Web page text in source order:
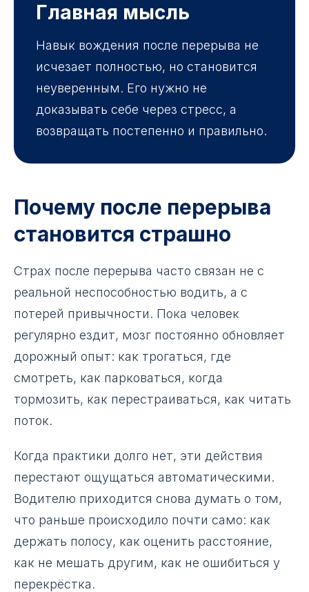
Главная мысль
Навык вождения после перерыва не
исчезает полностью, но становится
неуверенным. Его нужно не
доказывать себе через стресс, а
возвращать постепенно и правильно.
Почему после перерыва
становится страшно
Страх после перерыва часто связан не с
реальной неспособностью водить, а с
потерей привычности. Пока человек
регулярно ездит, мозг постоянно обновляет
дорожный опыт: как трогаться, где
смотреть, как парковаться, когда
тормозить, как перестраиваться, как читать
поток.
Когда практики долго нет, эти действия
перестают ощущаться автоматическими.
Водителю приходится снова думать о том,
что раньше происходило почти само: как
держать полосу, как оценить расстояние,
как не мешать другим, как не ошибиться у
перекрёстка.